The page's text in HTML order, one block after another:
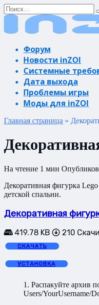
Перейти
к
содержанию
Search
for:
Форум
Новости inZOI
Системные
Дата выхода
Проблемы игры
Моды для inZOI
Главная страница »
На чтение 1 мин
Декоративная фигурка
детской спальни.
Декоративная
419.78 KB 210
СКАЧАТЬ
УСТАНОВКА
1. Распакуйте архив
Users/YourUsername/